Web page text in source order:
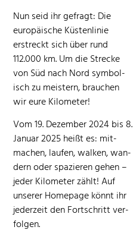
Nun seid ihr gefragt: Die
europäis­che Küsten­lin­ie
erstreckt sich über rund
112.000 km. Um die Strecke
von Süd nach Nord sym­bol­
isch zu meis­tern, brauchen
wir eure Kilo­me­ter!
Vom 19. Dezem­ber 2024 bis 8.
Jan­u­ar 2025 heißt es: mit­
machen, laufen, walken, wan­
dern oder spazieren gehen –
jed­er Kilo­me­ter zählt! Auf
unser­er Home­page kön­nt ihr
jed­erzeit den Fortschritt ver­
fol­gen.